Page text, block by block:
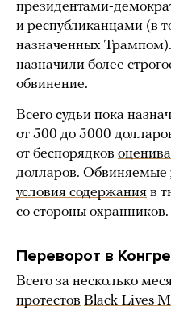
президентами-
и республиканцами (в
назначенных
назначили более
обвинение.
Всего судьи пока
от 500 до 5000
от беспорядков
долларов. Обвиняемые
условия содержания в
со стороны охранников.
Переворот в
Всего за несколько
протестов Black Lives